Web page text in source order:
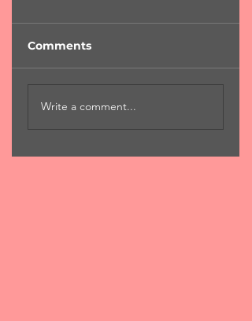
περάσματος
Comments
Write a comment...